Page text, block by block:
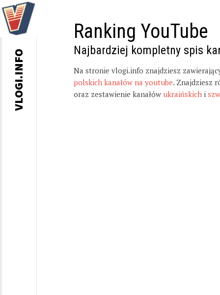
Ranking YouTube
Najbardziej kompletny spis
Na stronie vlogi.info znajdziesz
polskich kanałów na youtube. Znajdziesz
oraz zestawienie kanałów ukraińskich i
VLOGI.INFO